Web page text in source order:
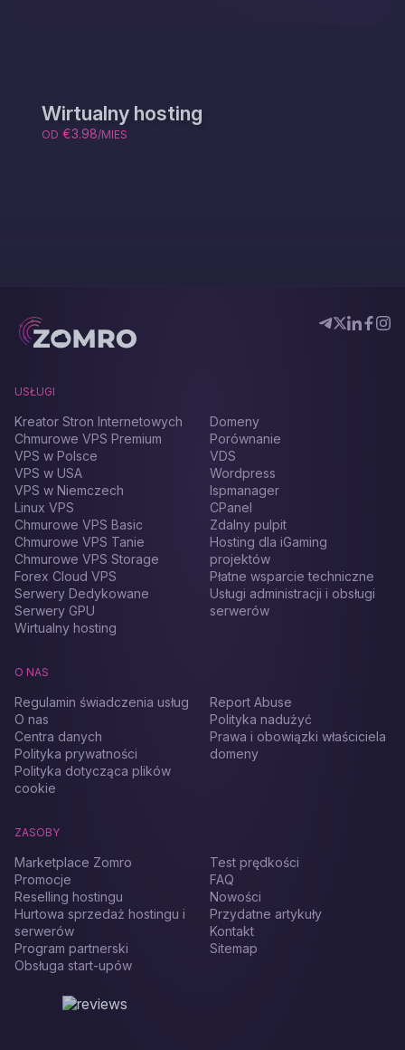
Wirtualny hosting
OD €3.98/MIES
USŁUGI
Kreator Stron Internetowych
Chmurowe VPS Premium
VPS w Polsce
VPS w USA
VPS w Niemczech
Linux VPS
Chmurowe VPS Basic
Chmurowe VPS Tanie
Chmurowe VPS Storage
Forex Cloud VPS
Serwery Dedykowane
Serwery GPU
Wirtualny hosting
Domeny
Porównanie
VDS
Wordpress
Ispmanager
CPanel
Zdalny pulpit
Hosting dla iGaming
projektów
Płatne wsparcie techniczne
Usługi administracji i obsługi
serwerów
O NAS
Regulamin świadczenia usług
O nas
Centra danych
Polityka prywatności
Polityka dotycząca plików
cookie
Report Abuse
Polityka nadużyć
Prawa i obowiązki właściciela
domeny
ZASOBY
Marketplace Zomro
Promocje
Reselling hostingu
Hurtowa sprzedaż hostingu i
serwerów
Program partnerski
Obsługa start-upów
Test prędkości
FAQ
Nowości
Przydatne artykuły
Kontakt
Sitemap